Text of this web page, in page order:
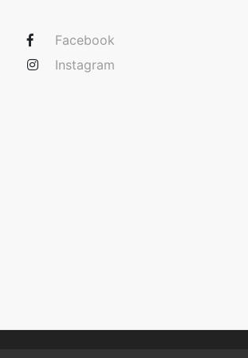
Facebook
Instagram